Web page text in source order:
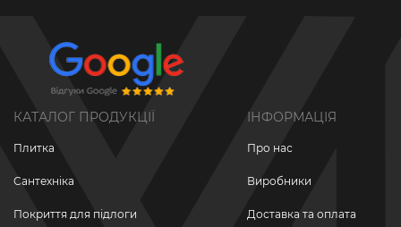
КАТАЛОГ ПРОДУКЦІЇ
Плитка
Сантехніка
Покриття для підлоги
ІНФОРМАЦІЯ
Про нас
Виробники
Доставка та оплата